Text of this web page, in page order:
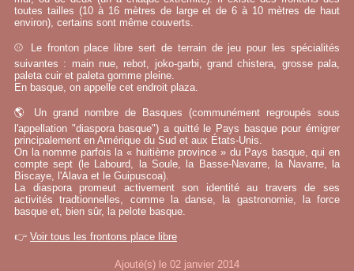
toutes tailles (10 à 16 mètres de large et de 6 à 10 mètres de haut
environ), certains sont même couverts.
⚾ Le fronton place libre sert de terrain de jeu pour les spécialités
suivantes : main nue, rebot, joko-garbi, grand chistera, grosse pala,
paleta cuir et paleta gomme pleine.
En basque, on appelle cet endroit plaza.
🌎 Un grand nombre de Basques (communément regroupés sous
l'appellation "diaspora basque") a quitté le Pays basque pour émigrer
principalement en Amérique du Sud et aux États-Unis.
On la nomme parfois la « huitième province » du Pays basque, qui en
compte sept (le Labourd, la Soule, la Basse-Navarre, la Navarre, la
Biscaye, l'Alava et le Guipuscoa).
La diaspora promeut activement son identité au travers de ses
activités tradtionnelles, comme la danse, la gastronomie, la force
basque et, bien sûr, la pelote basque.
👉 Voir tous les frontons place libre
Ajouté(s) le 02 janvier 2014